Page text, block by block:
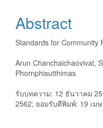
Abstract
Standards for Community
Arun Chanchaichaovivat,
Phornphisutthimas
รับบทความ: 12 ธันวาคม
2562; ยอมรับตีพิมพ์: 19 เม